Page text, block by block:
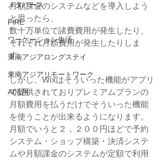
メタバース
FIRE
ワーケーション生活
東南アジアロングステイ
東南アジアリモートワーク
AI活用
月額課金のシステムなどを導入しよう
と思ったら、
数十万単位で諸費費用が発生したり、
それぞれ月額費用が発生したりしま
す。
しかし、Wixはそういった機能がアプリ
で提供されておりプレミアムプランの
月額費用を払うだけでそういった機能
を使うことが出来るようになります。
月額でいうと２，２００円ほどで予約
システム・ショップ構築・決済システ
ムや月額課金のシステムが定額で利用